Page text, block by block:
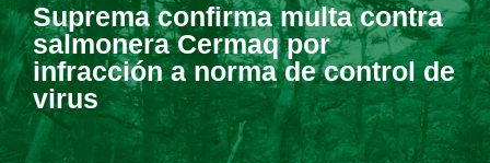
Suprema confirma multa contra
salmonera Cermaq por
infracción a norma de control de
virus